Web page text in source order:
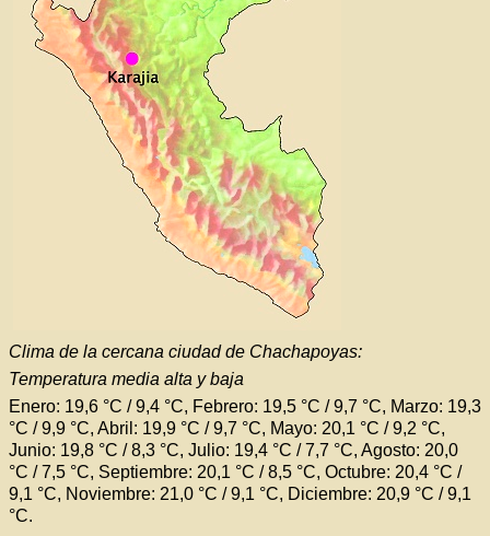
Clima de la cercana ciudad de Chachapoyas:
Temperatura media alta y baja
Enero: 19,6 °C / 9,4 °C, Febrero: 19,5 °C / 9,7 °C, Marzo: 19,3
°C / 9,9 °C, Abril: 19,9 °C / 9,7 °C, Mayo: 20,1 °C / 9,2 °C,
Junio: 19,8 °C / 8,3 °C, Julio: 19,4 °C / 7,7 °C, Agosto: 20,0
°C / 7,5 °C, Septiembre: 20,1 °C / 8,5 °C, Octubre: 20,4 °C /
9,1 °C, Noviembre: 21,0 °C / 9,1 °C, Diciembre: 20,9 °C / 9,1
°C.